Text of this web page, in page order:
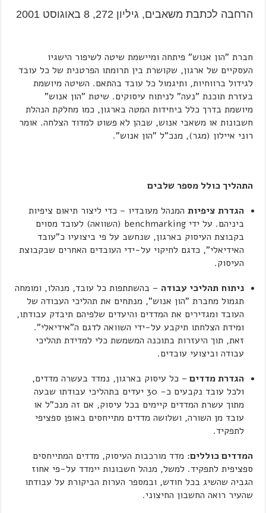
הרחבה לכתבת משאבים, גיליון 272, 8 באוגוסט 2001
חברת "הון אנוש" פיתחה ומיישמת שיטה לשיפור הישגיו
העסקיים של ארגון, שקושרת בין תרומתו הפרטנית של כל עובד
לגידול ברווחיות, ותיגמול כל עובד בהתאם. השיטה מיושמת
בעזרת תוכנת "נעה" לניתוח עיסוקים. שיטת "הון אנוש"
מיושמת בדרך כלל ביחידות המטה בארגון, כמו מחלקת הנהלת
חשבונות או משאבי אנוש, שבהן לא פשוט למדוד הצלחה. אומר
רוני איילון (מגר), מנכ"ל "הון אנוש".
התהליך כולל מספר שלבים
הגדרת ציפיות המנהל מעובדיו – כדי ליצור תיאום ציפיות
ביניהם. על ידי benchmarking (השוואה) לעובד מסוים
בקבוצת העיסוק בארגון, שנחשב על פי ביצועיו כ"עובד
האידיאלי", כדגם לחיקוי על-ידי העובדים האחרים שבקבוצת
העיסוק.
ניתוח תהליכי עבודה – בהשתתפות כל עובד, מנהלו, ומומחה
תגמול מחברת "הון אנוש", מנתחים את תהליכי העבודה של
העובד ומגדירים את המדדים והיעדים שלפיהם תיבדק עבודתו,
ומידת הצלחתו תיקבע על-ידי השוואה לדגם ה"אידיאלי".
זאת, תוך היעזרות בתוכנה המשמשת כלי למדידת תהליכי
עבודה וביצועי עובדים.
הגדרת מדדים – כל עיסוק בארגון, נמדד בעשרה מדדים,
ולכל עובד נקבעים כ- 30 יעדים בתהליכי עבודתו שבעה
מתוך עשרת המדדים קיימים בכל עיסוק, אם זה מנכ"ל או
עובד מן השורה, ושלושה מדדים מתייחסים באופן ספציפי
לתפקיד.
המדדים כוללים: מדד מורכבות העיסוק, מדדים המתייחסים
ספציפית לתפקיד. למשל, מנהל חשבונות יימדד על-פי אחוז
הגביה שהשיג בכל חודש, ובמספר הערות הביקורת על עבודתו
שהעיר רואה החשבון החיצוני.